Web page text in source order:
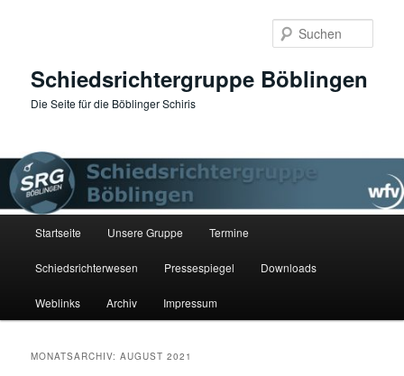
Schiedsrichtergruppe Böblingen
Die Seite für die Böblinger Schiris
Startseite Unsere Gruppe Termine
Schiedsrichterwesen Pressespiegel Downloads
Weblinks Archiv Impressum
MONATSARCHIV:AUGUST 2021